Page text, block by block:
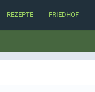
REZEPTE FRIEDHOF